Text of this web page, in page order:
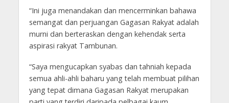
“Ini juga menandakan dan mencerminkan bahawa
semangat dan perjuangan Gagasan Rakyat adalah
murni dan berteraskan dengan kehendak serta
aspirasi rakyat Tambunan.
“Saya mengucapkan syabas dan tahniah kepada
semua ahli-ahli baharu yang telah membuat pilihan
yang tepat dimana Gagasan Rakyat merupakan